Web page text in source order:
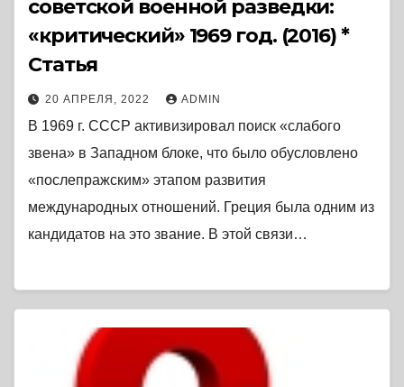
советской военной разведки:
«критический» 1969 год. (2016) *
Статья
20 АПРЕЛЯ, 2022 ADMIN
В 1969 г. СССР активизировал поиск «слабого
звена» в Западном блоке, что было обусловлено
«послепражским» этапом развития
международных отношений. Греция была одним из
кандидатов на это звание. В этой связи…